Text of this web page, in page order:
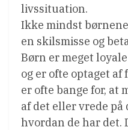
livssituation.
Ikke mindst
en skilsmisse og
Børn er meget
og er ofte optaget
er ofte bange for, at
af det eller vrede
hvordan de har det.